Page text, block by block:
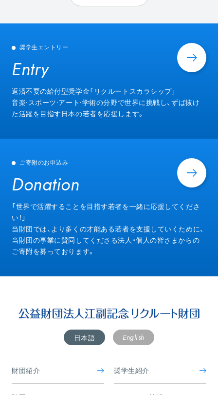
奨学生エントリー
Entry
Entry
返済不要の給付型奨学金「リクルートスカラシップ」
音楽·スポーツ·アート·学術の分野で世界に挑戦し、ずば抜け
た活躍を目指す日本の若者を応援します。
ご寄附のお申込み
Donation
Donation
「世界で活躍することを目指す若者を一緒に応援してくださ
い！」
当財団では、より多くの才能ある若者を支援していくために、
当財団の事業に賛同してくださる法人・個人の皆さまからの
ご寄附を募っております。
日本語 English
財団紹介 奨学生紹介